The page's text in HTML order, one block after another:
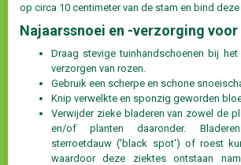
op circa 10 centimeter van de stam en bind deze
Najaarssnoei en -verzorging voor
Draag stevige tuinhandschoenen bij
verzorgen van rozen.
Gebruik een scherpe en schone
Knip verwelkte en sponzig geworden
Verwijder zieke bladeren van zowel de
en/of planten daaronder.
sterroetdauw ('black spot') of roest
waardoor deze ziektes ontstaan